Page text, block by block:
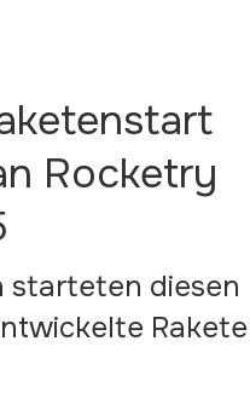
Rocketry
starteten diesen
Rakete